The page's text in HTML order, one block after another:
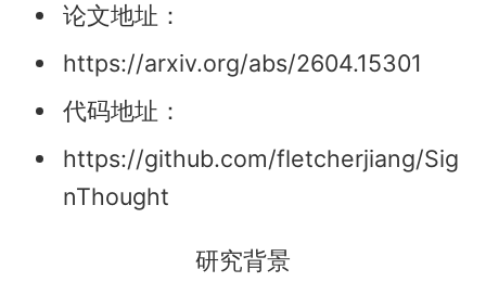
论文地址：
https://arxiv.org/abs/2604.15301
代码地址：
https://github.com/fletcherjiang/Sig
nThought
研究背景